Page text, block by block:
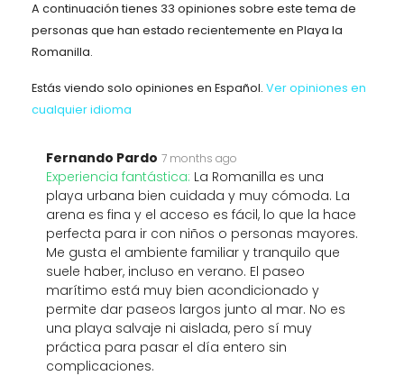
A continuación tienes 33 opiniones sobre este tema de
personas que han estado recientemente en Playa la
Romanilla.
Estás viendo solo opiniones en Español. Ver opiniones en
cualquier idioma
Fernando Pardo 7 months ago
Experiencia fantástica: La Romanilla es una
playa urbana bien cuidada y muy cómoda. La
arena es fina y el acceso es fácil, lo que la hace
perfecta para ir con niños o personas mayores.
Me gusta el ambiente familiar y tranquilo que
suele haber, incluso en verano. El paseo
marítimo está muy bien acondicionado y
permite dar paseos largos junto al mar. No es
una playa salvaje ni aislada, pero sí muy
práctica para pasar el día entero sin
complicaciones.